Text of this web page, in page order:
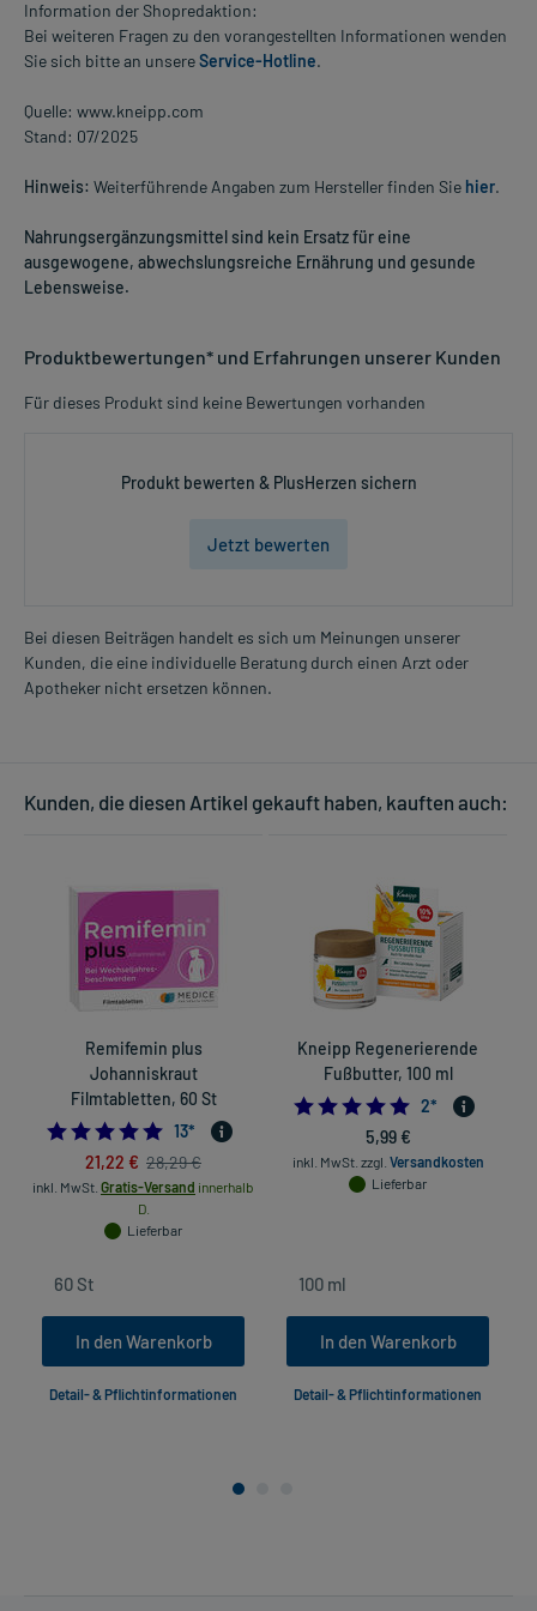
Information der Shopredaktion:
Bei weiteren Fragen zu den vorangestellten Informationen wenden
Sie sich bitte an unsereService-Hotline.
Quelle: www.kneipp.com
Stand: 07/2025
Hinweis: Weiterführende Angaben zum Hersteller finden Sie hier.
Nahrungsergänzungsmittel sind kein Ersatz für eine
ausgewogene, abwechslungsreiche Ernährung und gesunde
Lebensweise.
Produktbewertungen* und Erfahrungen unserer Kunden
Für dieses Produkt sind keine Bewertungen vorhanden
Produkt bewerten & PlusHerzen sichern
Jetzt bewerten
Bei diesen Beiträgen handelt es sich um Meinungen unserer
Kunden, die eine individuelle Beratung durch einen Arzt oder
Apotheker nicht ersetzen können.
Kunden, die diesen Artikel gekauft haben, kauften auch:
Remifemin plus
Johanniskraut
Filmtabletten, 60 St
5.0
13*
21,22 € 28,29 €
inkl. MwSt. Gratis-Versand innerhalb
D.
Lieferbar
In den Warenkorb
Detail- & Pflichtinformationen
Kneipp Regenerierende
Fußbutter, 100 ml
5.0
2*
5,99 €
inkl. MwSt. zzgl. Versandkosten
Lieferbar
In den Warenkorb
Detail- & Pflichtinformationen